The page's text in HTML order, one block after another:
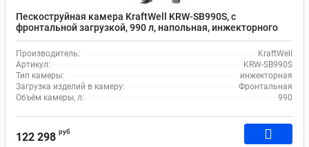
Пескоструйная камера KraftWell KRW-SB990S, с
фронтальной загрузкой, 990 л, напольная, инжекторного
типа, с давлением воздуха 6-8 бар
Производитель:
KraftWell
Артикул:
KRW-SB990S
Тип камеры:
инжекторная
Загрузка изделий в камеру:
Фронтальная
Объём камеры, л:
990
122 298 руб